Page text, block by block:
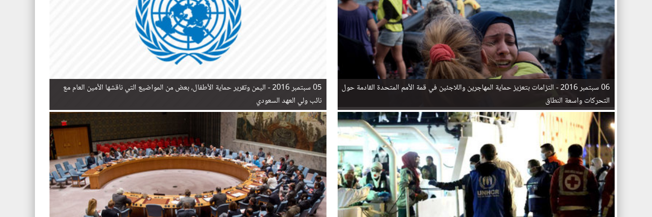
06 سبتمبر 2016 -
التزامات بتعزيز حماية المهاجرين واللاجئين في قمة الأمم المتحدة القادمة حول
التحركات واسعة النطاق
05 سبتمبر 2016 -
اليمن وتقرير حماية الأطفال، بعض من المواضيع التي ناقشها الأمين العام مع
نائب ولي العهد السعودي
ا
ل
ص
ف
ح
ا
ت